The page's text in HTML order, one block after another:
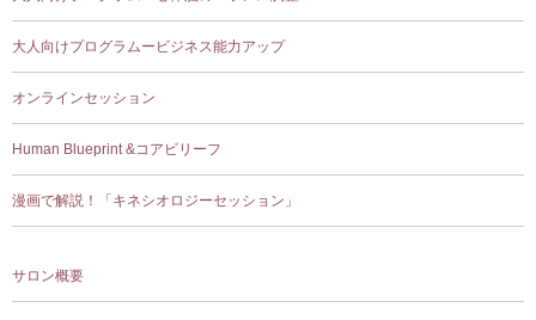
大人向けプログラムービジネス能力アップ
オンラインセッション
Human Blueprint &コアビリーフ
漫画で解説！「キネシオロジーセッション」
サロン概要